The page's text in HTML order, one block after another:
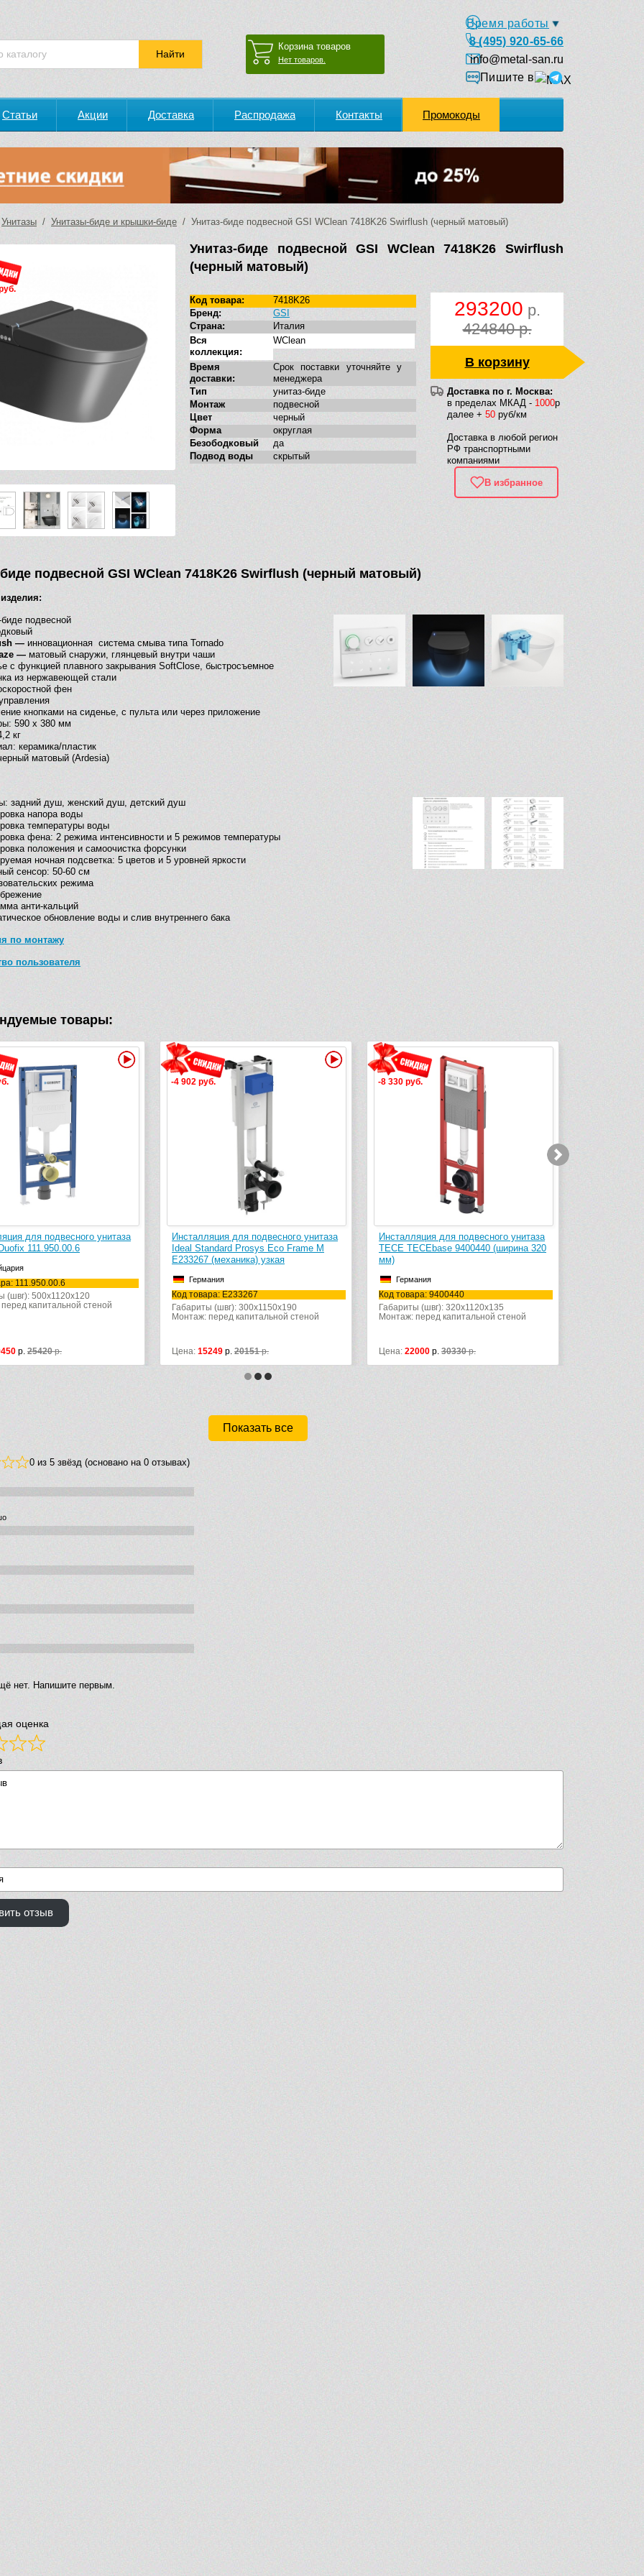
Корзина товаров
Нет товаров.
Время работы
8 (495) 920-65-66
info@metal-san.ru
Пишите в
Статьи Акции Доставка Распродажа Контакты Промокоды
Унитазы / Унитазы-биде и крышки-биде / Унитаз-биде подвесной GSI WClean 7418K26 Swirflush (черный матовый)
Унитаз-биде подвесной GSI WClean 7418K26 Swirflush
(черный матовый)
293200 р.
424840 р.
В корзину
Доставка по г. Москва:
в пределах МКАД - 1000р
далее + 50 руб/км
Доставка в любой регион
РФ транспортными
компаниями
В избранное
Код товара:
7418K26
Бренд:
GSI
Страна:
Италия
Вся
коллекция:
WClean
Время
доставки:
Срок поставки уточняйте у
менеджера
Тип
унитаз-биде
Монтаж
подвесной
Цвет
черный
Форма
округлая
Безободковый
да
Подвод воды
скрытый
подвесной GSI WClean 7418K26 Swirflush (черный матовый)
биде подвесной
— инновационная система смыва типа Tornado
— матовый снаружи, глянцевый внутри чаши
с функцией плавного закрывания SoftClose, быстросъемное
из нержавеющей стали
фен
кнопками на сиденье, с пульта или через приложение
590 x 380 мм
кг
керамика/пластик
матовый (Ardesia)
задний душ, женский душ, детский душ
напора воды
температуры воды
фена: 2 режима интенсивности и 5 режимов температуры
положения и самоочистка форсунки
ночная подсветка: 5 цветов и 5 уровней яркости
сенсор: 50-60 см
режима
анти-кальций
обновление воды и слив внутреннего бака
по монтажу
пользователя
товары:
Видео
-4 902 руб.
Видео
Инсталляция для подвесного унитаза
Ideal Standard Prosys Eco Frame M
Германия
Код товара: E233267
Габариты (швг): 300x1150x190
Монтаж: перед капитальной стеной
Цена:15249
-8 330 руб.
Инсталляция для подвесного унитаза
TECE TECEbase 9400440 (ширина 320
мм)
Код товара: 9400440
Габариты (швг): 320x1120x135
Монтаж: перед капитальной стеной
Цена:22000
-17 640 руб.
Инсталляция для подвесного
унитаза-биде TECE TECEprofil Uni 2.0
Код товара: 9300380
Габариты (швг): 500x820x150
Монтаж: перед капитальной стеной
Цена:40500
Показать все
0 из 5 звёзд (основано на 0 отзывах)
нет. Напишите первым.
оценка
отзыв